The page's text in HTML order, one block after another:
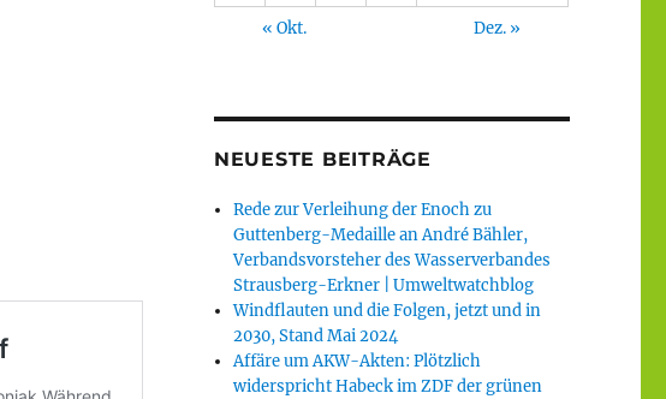
« Okt. Dez. »
NEUESTE BEITRÄGE
Rede zur Verleihung der Enoch zu
Guttenberg-Medaille an André Bähler,
Verbandsvorsteher des Wasserverbandes
Strausberg-Erkner | Umweltwatchblog
Windflauten und die Folgen, jetzt und in
2030, Stand Mai 2024
Affäre um AKW-Akten: Plötzlich
widerspricht Habeck im ZDF der grünen